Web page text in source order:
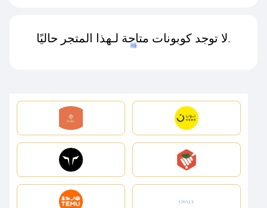
لا توجد كوبونات متاحة لـهذا المتجر حاليًا.